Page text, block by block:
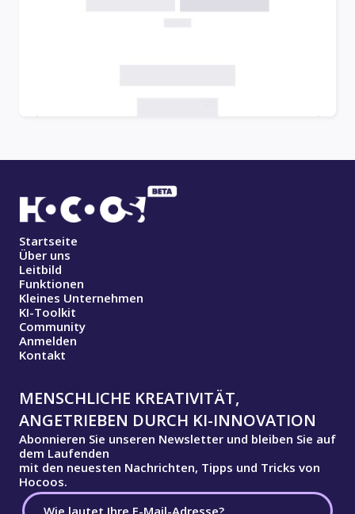
Startseite
Über uns
Leitbild
Funktionen
Kleines Unternehmen
KI-Toolkit
Community
Anmelden
Kontakt
MENSCHLICHE KREATIVITÄT,
ANGETRIEBEN DURCH KI-INNOVATION
Abonnieren Sie unseren Newsletter und bleiben Sie auf
dem Laufenden
mit den neuesten Nachrichten, Tipps und Tricks von
Hocoos.